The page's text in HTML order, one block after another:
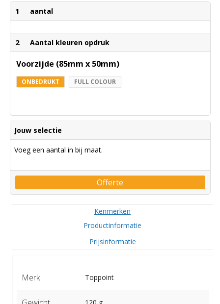
1 aantal
2 Aantal kleuren opdruk
Voorzijde (85mm x 50mm)
ONBEDRUKT FULL COLOUR
Jouw selectie
Voeg een aantal in bij maat.
Offerte
Kenmerken
Productinformatie
Prijsinformatie
Merk Toppoint
120 g